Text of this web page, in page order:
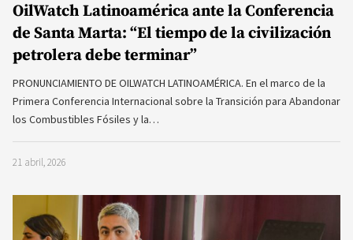
OilWatch Latinoamérica ante la Conferencia
de Santa Marta: “El tiempo de la civilización
petrolera debe terminar”
PRONUNCIAMIENTO DE OILWATCH LATINOAMÉRICA. En el marco de la
Primera Conferencia Internacional sobre la Transición para Abandonar
los Combustibles Fósiles y la…
21 abril, 2026